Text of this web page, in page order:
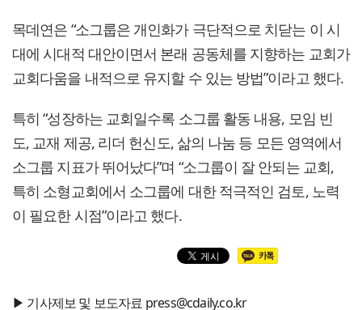
목데연은 “소그룹은 개인화가 극단적으로 치닫는 이 시
대에 시대적 대안이면서 본래 공동체를 지향하는 교회가
교회다움을 내적으로 유지할 수 있는 방법”이라고 했다.
특히 “성장하는 교회일수록 소그룹 활동 내용, 모임 빈
도, 교재 제공, 리더 헌신도, 삶의 나눔 등 모든 영역에서
소그룹 지표가 뛰어났다”며 “소그룹이 잘 안되는 교회,
특히 소형교회에서 소그룹에 대한 적극적인 검토, 노력
이 필요한 시점”이라고 했다.
▶ 기사제보 및 보도자료 press@cdaily.co.kr